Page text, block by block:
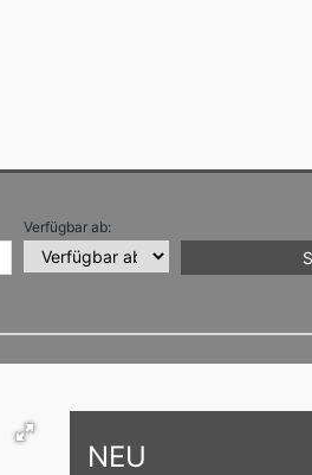
Verfügbar ab:
NEU